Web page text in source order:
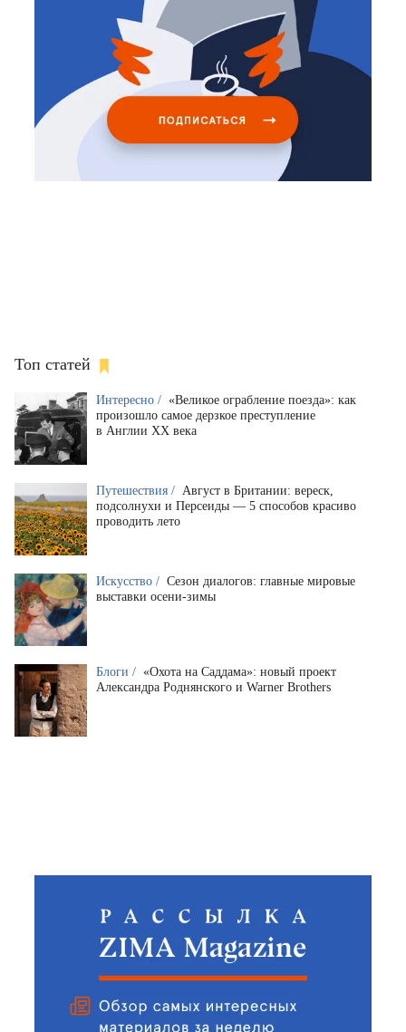
Топ статей
Интересно / «Великое ограбление поезда»: как
произошло самое дерзкое преступление
в Англии XX века
Путешествия / Август в Британии: вереск,
подсолнухи и Персеиды — 5 способов красиво
проводить лето
Искусство / Сезон диалогов: главные мировые
выставки осени-зимы
Блоги / «Охота на Саддама»: новый проект
Александра Роднянского и Warner Brothers